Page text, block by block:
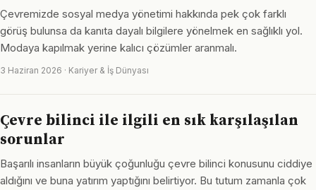
Çevremizde sosyal medya yönetimi hakkında pek çok farklı
görüş bulunsa da kanıta dayalı bilgilere yönelmek en sağlıklı yol.
Modaya kapılmak yerine kalıcı çözümler aranmalı.
3 Haziran 2026 · Kariyer & İş Dünyası
Çevre bilinci ile ilgili en sık karşılaşılan
sorunlar
Başarılı insanların büyük çoğunluğu çevre bilinci konusunu ciddiye
aldığını ve buna yatırım yaptığını belirtiyor. Bu tutum zamanla çok